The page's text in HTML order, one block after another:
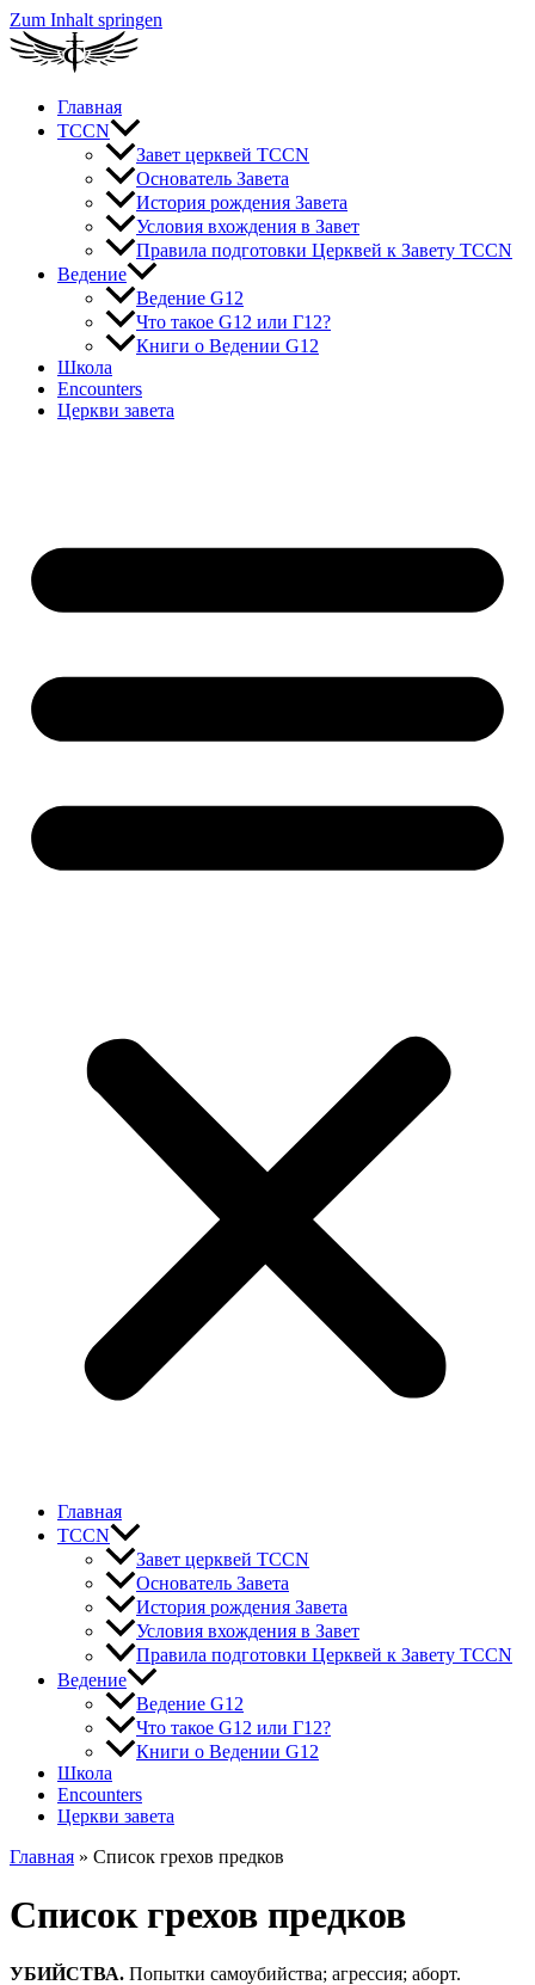
Zum Inhalt springen
Главная
TCCN
Завет церквей TCCN
Основатель Завета
История рождения Завета
Условия вхождения в Завет
Правила подготовки Церквей к Завету TCCN
Ведение
Ведение G12
Что такое G12 или Г12?
Книги о Ведении G12
Школа
Encounters
Церкви завета
Главная
TCCN
Завет церквей TCCN
Основатель Завета
История рождения Завета
Условия вхождения в Завет
Правила подготовки Церквей к Завету TCCN
Ведение
Ведение G12
Что такое G12 или Г12?
Книги о Ведении G12
Школа
Encounters
Церкви завета
Главная » Список грехов предков
Список грехов предков
УБИЙСТВА. Попытки самоубийства; агрессия; аборт.